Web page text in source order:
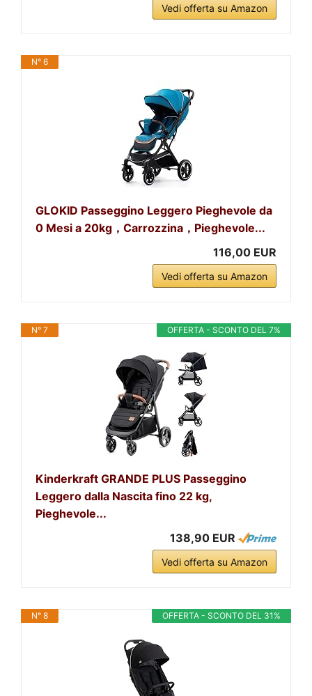
Vedi offerta su Amazon
N° 6
GLOKID Passeggino Leggero Pieghevole da
0 Mesi a 20kg，Carrozzina，Pieghevole...
116,00 EUR
Vedi offerta su Amazon
OFFERTA - SCONTO DEL 7%
N° 7
Kinderkraft GRANDE PLUS Passeggino
Leggero dalla Nascita fino 22 kg,
Pieghevole...
138,90 EUR
Vedi offerta su Amazon
OFFERTA - SCONTO DEL 31%
N° 8